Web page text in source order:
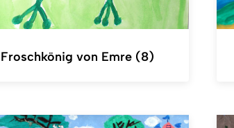
Froschkönig von Emre (8)